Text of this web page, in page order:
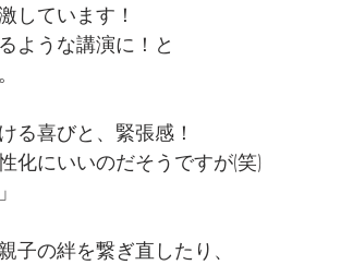
しています！
ような講演に！と
る喜びと、緊張感！
化にいいのだそうですが(笑)
子の絆を繋ぎ直したり、